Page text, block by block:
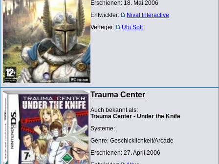
Erschienen: 18. Mai 2006
Entwickler:
Nival Interactive
Verleger:
Ubi Soft
Trauma Center
Auch bekannt als:
Trauma Center - Under the Knife
Systeme:
Genre: Geschicklichkeit/Arcade
Erschienen: 27. April 2006